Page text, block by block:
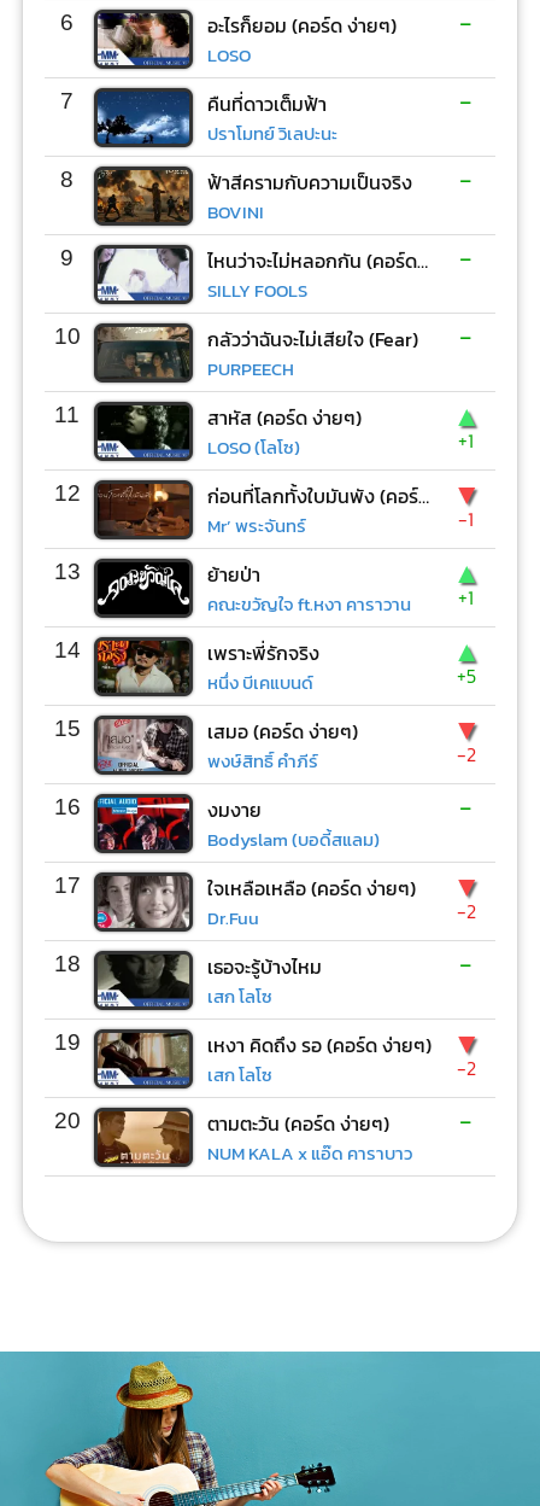
6 อะไรก็ยอม (คอร์ด ง่ายๆ)
LOSO
-
7 คืนที่ดาวเต็มฟ้า
ปราโมทย์ วิเลปะนะ
-
8 ฟ้าสีครามกับความเป็นจริง
BOVINI
-
9 ไหนว่าจะไม่หลอกกัน (คอร์ด ง่ายๆ)
SILLY FOOLS
-
10 กลัวว่าฉันจะไม่เสียใจ (Fear)
PURPEECH
-
11 สาหัส (คอร์ด ง่ายๆ)
LOSO (โลโซ)
▲
+1
12 ก่อนที่โลกทั้งใบมันพัง (คอร์ด ง่ายๆ)
Mr’ พระจันทร์
▼
-1
13 ย้ายป่า
คณะขวัญใจ ft.หงา คาราวาน
▲
+1
14 เพราะพี่รักจริง
หนึ่ง บีเคแบนด์
▲
+5
15 เสมอ (คอร์ด ง่ายๆ)
พงษ์สิทธิ์ คำภีร์
▼
-2
16 งมงาย
Bodyslam (บอดี้สแลม)
-
17 ใจเหลือเหลือ (คอร์ด ง่ายๆ)
Dr.Fuu
▼
-2
18 เธอจะรู้บ้างไหม
เสก โลโซ
-
19 เหงา คิดถึง รอ (คอร์ด ง่ายๆ)
เสก โลโซ
▼
-2
20 ตามตะวัน (คอร์ด ง่ายๆ)
NUM KALA x แอ๊ด คาราบาว
-